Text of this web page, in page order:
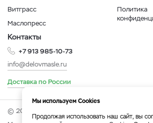
Витграсс
Маслопресс
Политика
Контакты
+7 913 985-10-73
info@delovmasle.ru
Доставка по России
© 2026 Интернет-магазин "Дело в масле".
Мы используем Cookies
Продолжая использовать наш сайт, вы